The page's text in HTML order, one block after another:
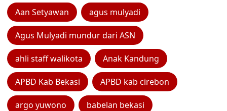
Aan Setyawan agus mulyadi
Agus Mulyadi mundur dari ASN
ahli staff walikota Anak Kandung
APBD Kab Bekasi APBD kab cirebon
argo yuwono babelan bekasi